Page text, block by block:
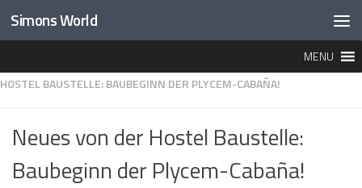
Unter dem Inhalt
Simons World
MENU
NEUES VON DER
HOSTEL BAUSTELLE: BAUBEGINN DER PLYCEM-CABAÑA!
Neues von der Hostel Baustelle:
Baubeginn der Plycem-Cabaña!